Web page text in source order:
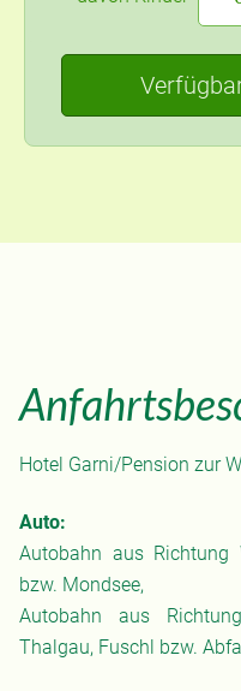
Hotel Garni/Pension zur
Auto:
Autobahn aus Richtung
bzw. Mondsee,
Autobahn aus
Thalgau, Fuschl bzw.